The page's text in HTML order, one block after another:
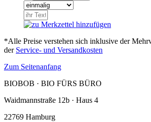
*Alle Preise verstehen sich inklusive der
der Service- und Versandkosten
Zum Seitenanfang
BIOBOB · BIO FÜRS BÜRO
Waidmannstraße 12b · Haus 4
22769 Hamburg